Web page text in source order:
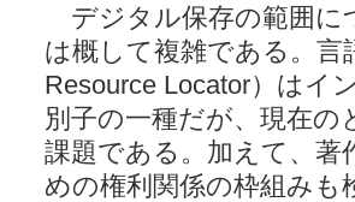
デジタル保存の範囲に
は概して複雑である。言
Resource Locator）はイ
別子の一種だが、現在
課題である。加えて、
めの権利関係の枠組みも